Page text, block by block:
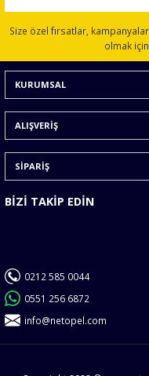
Ürün açıklamasında
Ürün bilgilerinde
Ürün fiyatı diğer
Bu ürüne benzer farklı
Size özel fırsatlar,
olmak
KURUMSAL
ALIŞVERİŞ
SİPARİŞ
BİZİ TAKİP EDİN
0212 585 0044
0551 256 6872
info@netopel.com